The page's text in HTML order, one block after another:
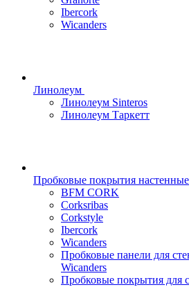
Ibercork
Wicanders
Линолеум
Линолеум Sinteros
Линолеум Таркетт
Пробковые покрытия настенные
BFM CORK
Corksribas
Corkstyle
Ibercork
Wicanders
Пробковые панели для
Wicanders
Пробковые покрытия для